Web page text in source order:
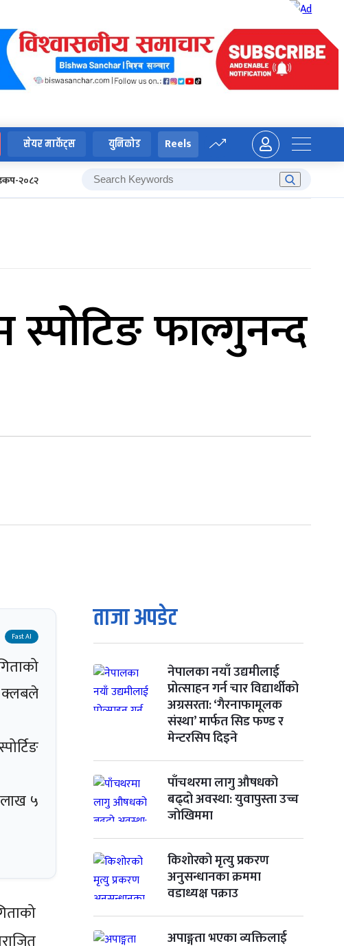
सेयर मार्केट्स युनिकोड Reels
२०८२ रवीन्द्र काफ्ले कोशी प्रदेश
स्पोटिङ फाल्गुनन्द
Fast AI
५
ताजा अपडेट
नेपालका नयाँ उद्यमीलाई
प्रोत्साहन गर्न चार विद्यार्थीको
अग्रसरता: ‘गैरनाफामूलक
संस्था’ मार्फत सिड फण्ड र
मेन्टरसिप दिइने
पाँचथरमा लागु औषधको
बढ्दो अवस्था: युवापुस्ता उच्च
जोखिममा
किशोरको मृत्यु प्रकरण
अनुसन्धानका क्रममा
वडाध्यक्ष पक्राउ
अपाङ्गता भएका व्यक्तिलाई